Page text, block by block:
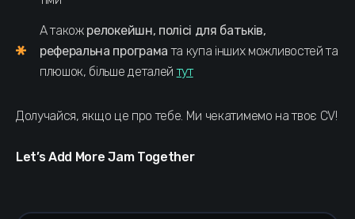
А також релокейшн, полісі для батьків,
реферальна програмата купа інших можливостей та
плюшок, більше деталейтут
Долучайся, якщо це про тебе. Ми чекатимемо на твоє CV!
Let’s Add More Jam Together